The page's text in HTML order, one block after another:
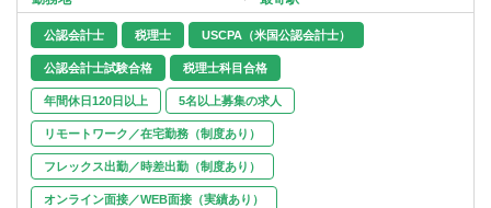
転職お役立ち情報
ご利用ガイド
非公開求人とは？
サービス紹介
公認会計士 税理士 USCPA（米国公認会計士）
公認会計士試験合格 税理士科目合格
年間休日120日以上 5名以上募集の求人
リモートワーク／在宅勤務（制度あり）
フレックス出勤／時差出勤（制度あり）
オンライン面接／WEB面接（実績あり）